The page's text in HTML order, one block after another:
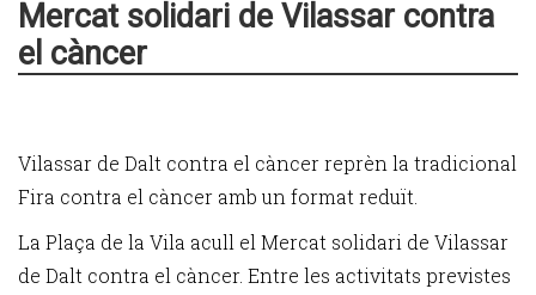
Mercat solidari de Vilassar contra
el càncer
Vilassar de Dalt contra el càncer reprèn la tradicional
Fira contra el càncer amb un format reduït.
La Plaça de la Vila acull el Mercat solidari de Vilassar
de Dalt contra el càncer. Entre les activitats previstes